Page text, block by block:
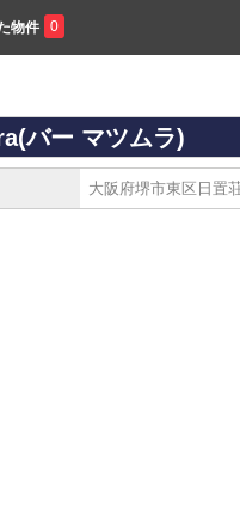
物件 0
バー マツムラ)
大阪府堺市東区日置